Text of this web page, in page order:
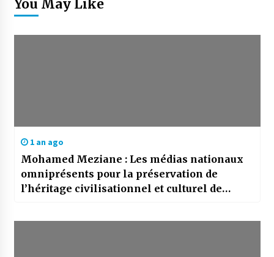
You May Like
1 an ago
Mohamed Meziane : Les médias nationaux
omniprésents pour la préservation de
l’héritage civilisationnel et culturel de